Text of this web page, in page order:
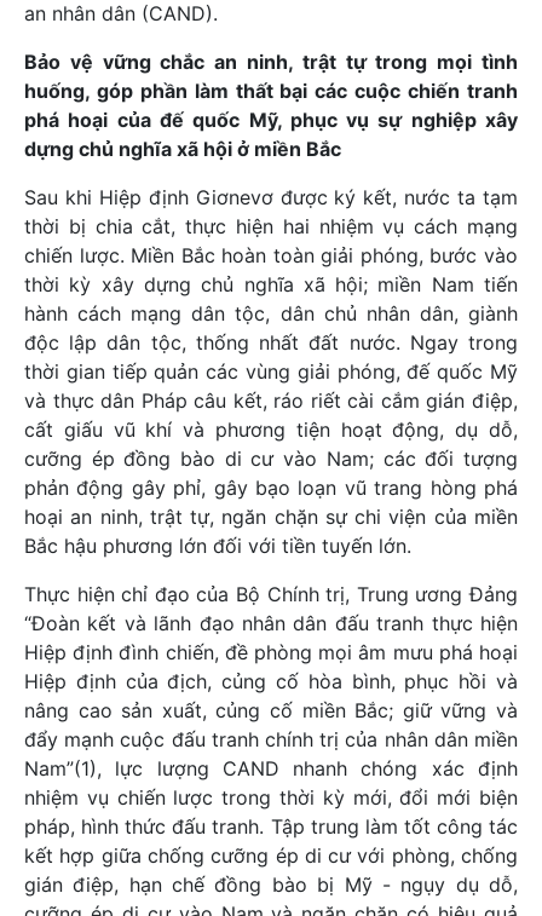
an nhân dân (CAND).
Bảo vệ vững chắc an ninh, trật tự trong mọi tình
huống, góp phần làm thất bại các cuộc chiến tranh
phá hoại của đế quốc Mỹ, phục vụ sự nghiệp xây
dựng chủ nghĩa xã hội ở miền Bắc
Sau khi Hiệp định Giơnevơ được ký kết, nước ta tạm
thời bị chia cắt, thực hiện hai nhiệm vụ cách mạng
chiến lược. Miền Bắc hoàn toàn giải phóng, bước vào
thời kỳ xây dựng chủ nghĩa xã hội; miền Nam tiến
hành cách mạng dân tộc, dân chủ nhân dân, giành
độc lập dân tộc, thống nhất đất nước. Ngay trong
thời gian tiếp quản các vùng giải phóng, đế quốc Mỹ
và thực dân Pháp câu kết, ráo riết cài cắm gián điệp,
cất giấu vũ khí và phương tiện hoạt động, dụ dỗ,
cưỡng ép đồng bào di cư vào Nam; các đối tượng
phản động gây phỉ, gây bạo loạn vũ trang hòng phá
hoại an ninh, trật tự, ngăn chặn sự chi viện của miền
Bắc hậu phương lớn đối với tiền tuyến lớn.
Thực hiện chỉ đạo của Bộ Chính trị, Trung ương Đảng
“Đoàn kết và lãnh đạo nhân dân đấu tranh thực hiện
Hiệp định đình chiến, đề phòng mọi âm mưu phá hoại
Hiệp định của địch, củng cố hòa bình, phục hồi và
nâng cao sản xuất, củng cố miền Bắc; giữ vững và
đẩy mạnh cuộc đấu tranh chính trị của nhân dân miền
Nam”(1), lực lượng CAND nhanh chóng xác định
nhiệm vụ chiến lược trong thời kỳ mới, đổi mới biện
pháp, hình thức đấu tranh. Tập trung làm tốt công tác
kết hợp giữa chống cưỡng ép di cư với phòng, chống
gián điệp, hạn chế đồng bào bị Mỹ - ngụy dụ dỗ,